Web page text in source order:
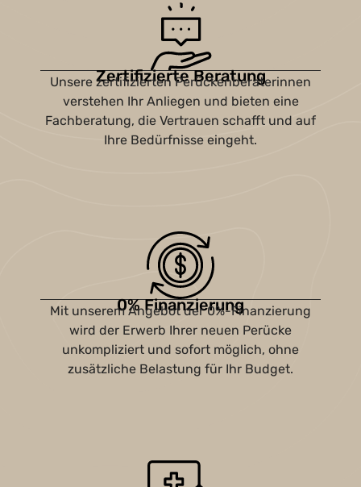
Zertifizierte Beratung
Unsere zertifizierten Perückenberaterinnen
verstehen Ihr Anliegen und bieten eine
Fachberatung, die Vertrauen schafft und auf
Ihre Bedürfnisse eingeht.
0% Finanzierung
Mit unserem Angebot der 0%-Finanzierung
wird der Erwerb Ihrer neuen Perücke
unkompliziert und sofort möglich, ohne
zusätzliche Belastung für Ihr Budget.